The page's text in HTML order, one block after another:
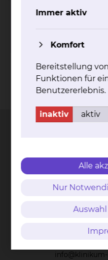
Per E-Mail kontaktieren
mehr
Kontakt Impressum
38118
Fax:
Immer aktiv
Komfort
Bereitstellung
Funktionen für
Benutzererlebnis.
inaktiv aktiv
Alle
Nur